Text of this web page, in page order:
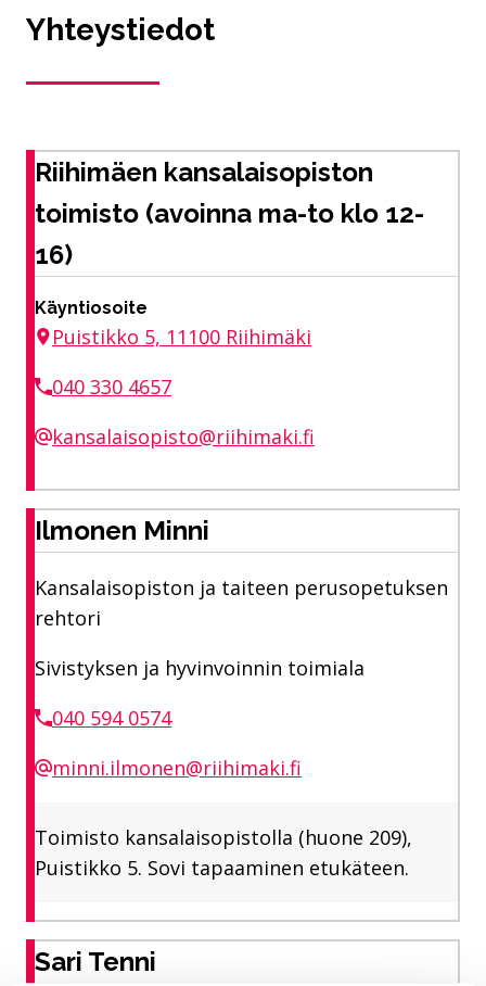
Yhteystiedot
Riihimäen kansalaisopiston
toimisto (avoinna ma-to klo 12-
16)
Käyntiosoite
Puistikko 5, 11100 Riihimäki
040 330 4657
kansalaisopisto@riihimaki.fi
Ilmonen Minni
Kansalaisopiston ja taiteen perusopetuksen
rehtori
Sivistyksen ja hyvinvoinnin toimiala
040 594 0574
minni.ilmonen@riihimaki.fi
Toimisto kansalaisopistolla (huone 209),
Puistikko 5. Sovi tapaaminen etukäteen.
Sari Tenni